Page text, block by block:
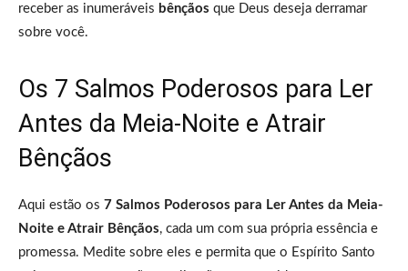
receber as inumeráveis bênçãos que Deus deseja derramar
sobre você.
Os 7 Salmos Poderosos para Ler
Antes da Meia-Noite e Atrair
Bênçãos
Aqui estão os 7 Salmos Poderosos para Ler Antes da Meia-
Noite e Atrair Bênçãos, cada um com sua própria essência e
promessa. Medite sobre eles e permita que o Espírito Santo